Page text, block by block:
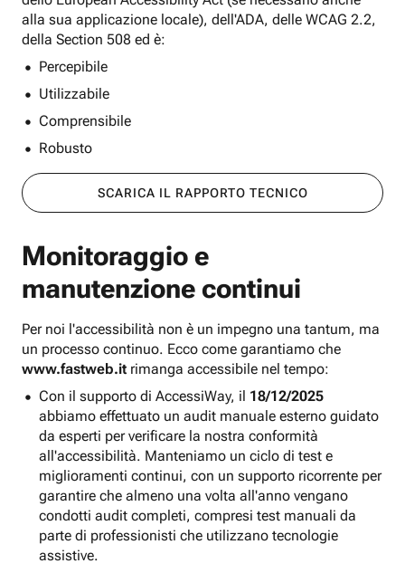
alla sua applicazione locale), dell'ADA, delle WCAG 2.2,
della Section 508 ed è:
Percepibile
Utilizzabile
Comprensibile
Robusto
SCARICA IL RAPPORTO TECNICO
Monitoraggio e
manutenzione continui
Per noi l'accessibilità non è un impegno una tantum, ma
un processo continuo. Ecco come garantiamo che
www.fastweb.it rimanga accessibile nel tempo:
Con il supporto di AccessiWay, il 18/12/2025
abbiamo effettuato un audit manuale esterno guidato
da esperti per verificare la nostra conformità
all'accessibilità. Manteniamo un ciclo di test e
miglioramenti continui, con un supporto ricorrente per
garantire che almeno una volta all'anno vengano
condotti audit completi, compresi test manuali da
parte di professionisti che utilizzano tecnologie
assistive.